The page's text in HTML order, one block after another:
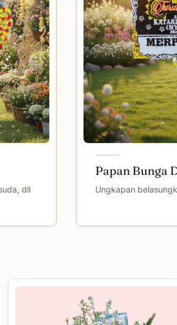
dll
Papan Bunga
Ungkapan